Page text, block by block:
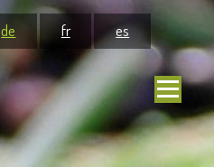
de fr es